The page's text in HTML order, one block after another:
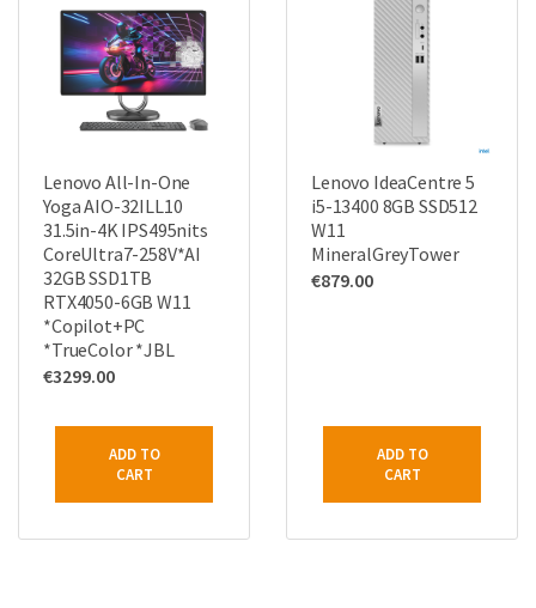
Lenovo All-In-One
Yoga AIO-32ILL10
31.5in-4K IPS495nits
CoreUltra7-258V*AI
32GB SSD1TB
RTX4050-6GB W11
*Copilot+PC
*TrueColor *JBL
€3299.00
ADD TO
CART
Lenovo IdeaCentre 5
i5-13400 8GB SSD512
W11
MineralGreyTower
€879.00
ADD TO
CART